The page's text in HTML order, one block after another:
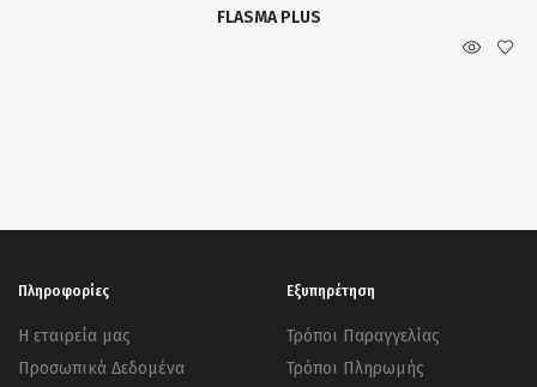
FLASMA PLUS
Πληροφορίες
Η εταιρεία μας
Προσωπικά Δεδομένα
Εξυπηρέτηση
Τρόποι Παραγγελίας
Τρόποι Πληρωμής